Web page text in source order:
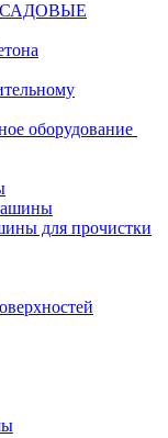
оборудование
для прочистки